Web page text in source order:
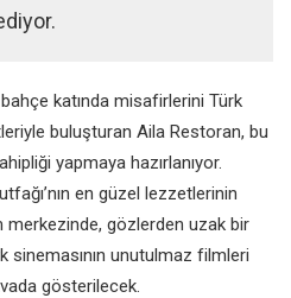
katında misafirlerini Türk
buluşturan Aila Restoran, bu
yapmaya hazırlanıyor.
en güzel lezzetlerinin
merkezinde, gözlerden uzak bir
sinemasının unutulmaz filmleri
gösterilecek.